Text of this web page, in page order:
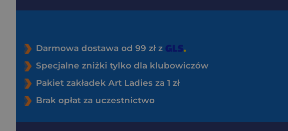
Darmowa dostawa od 99 zł z
Specjalne zniżki tylko dla klubowiczów
Pakiet zakładek Art Ladies za 1 zł
Brak opłat za uczestnictwo